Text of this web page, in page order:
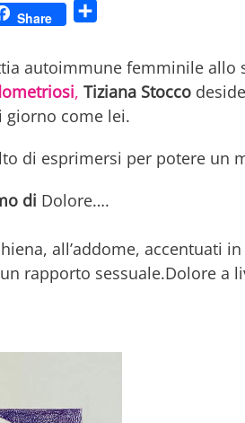
Share
autoimmune femminile allo
, Tiziana Stocco
giorno come lei.
di esprimersi per potere un
di Dolore….
all’addome, accentuati
rapporto sessuale.Dolore a